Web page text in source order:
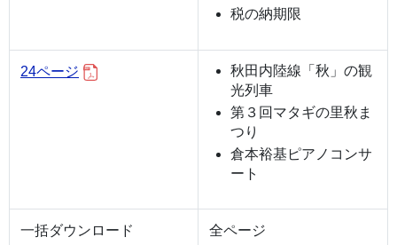
税の納期限
24ページ
秋田内陸線「秋」の観
光列車
第３回マタギの里秋ま
つり
倉本裕基ピアノコンサ
ート
一括ダウンロード 全ページ